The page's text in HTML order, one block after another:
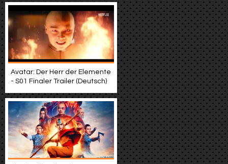
Avatar: Der Herr der Elemente
- S01 Finaler Trailer (Deutsch)